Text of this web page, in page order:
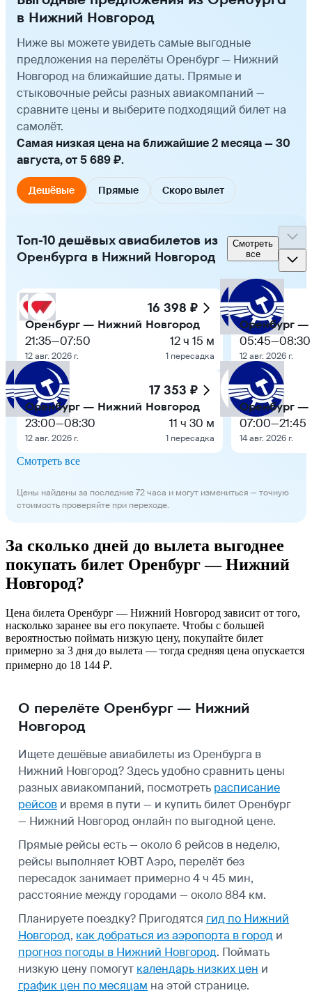
в Нижний Новгород
Ниже вы можете увидеть самые выгодные
предложения на перелёты Оренбург — Нижний
Новгород на ближайшие даты. Прямые и
стыковочные рейсы разных авиакомпаний —
сравните цены и выберите подходящий билет на
самолёт.
Самая низкая цена на ближайшие 2 месяца — 30
августа, от 5 689 ₽.
Дешёвые Прямые Скоро вылет
Топ-10 дешёвых авиабилетов из
Оренбурга в Нижний Новгород
Смотреть
все
16 398 ₽
Оренбург — Нижний Новгород
21:35—07:50
12 авг. 2026 г.
12 ч 15 м
1 пересадка
17 353 ₽
Оренбург — Нижний Новгород
23:00—08:30
12 авг. 2026 г.
11 ч 30 м
1 пересадка
Оренбург —
05:45—08:30
12 авг. 2026 г.
Оренбург —
07:00—21:45
14 авг. 2026 г.
Смотреть все
Цены найдены за последние 72 часа и могут измениться — точную
стоимость проверяйте при переходе.
За сколько дней до вылета выгоднее
покупать билет Оренбург — Нижний
Новгород?
Цена билета Оренбург — Нижний Новгород зависит от того,
насколько заранее вы его покупаете. Чтобы с большей
вероятностью поймать низкую цену, покупайте билет
примерно за 3 дня до вылета — тогда средняя цена опускается
примерно до 18 144 ₽.
О перелёте Оренбург — Нижний
Новгород
Ищете дешёвые авиабилеты из Оренбурга в
Нижний Новгород? Здесь удобно сравнить цены
разных авиакомпаний, посмотреть расписание
рейсов и время в пути — и купить билет Оренбург
— Нижний Новгород онлайн по выгодной цене.
Прямые рейсы есть — около 6 рейсов в неделю,
рейсы выполняет ЮВТ Аэро, перелёт без
пересадок занимает примерно 4 ч 45 мин,
расстояние между городами — около 884 км.
Планируете поездку? Пригодятся гид по Нижний
Новгород, как добраться из аэропорта в город и
прогноз погоды в Нижний Новгород. Поймать
низкую цену помогут календарь низких цен и
график цен по месяцам на этой странице.